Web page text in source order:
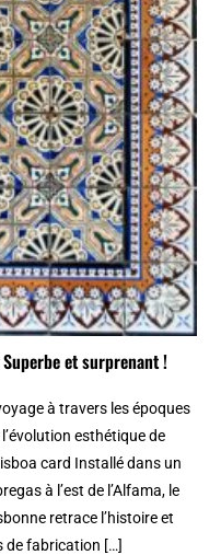
Superbe et surprenant !
à travers les époques
esthétique de
card Installé dans un
à l’est de l’Alfama, le
retrace l’histoire et
de fabrication […]